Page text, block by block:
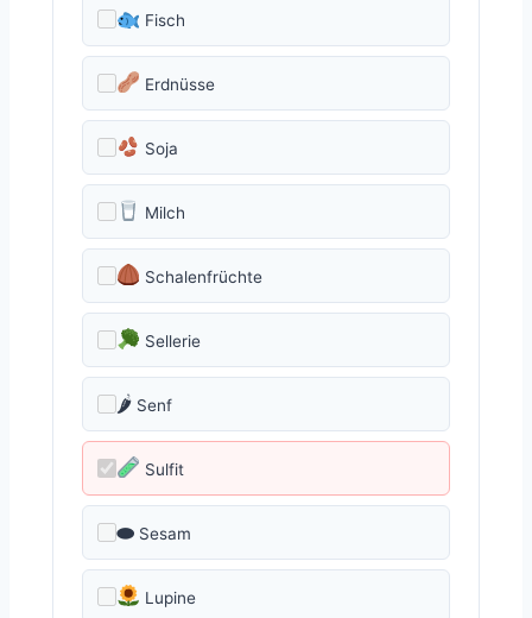
Fisch
Erdnüsse
Soja
Milch
Schalenfrüchte
Sellerie
🌶 Senf
Sulfit
⬬ Sesam
Lupine